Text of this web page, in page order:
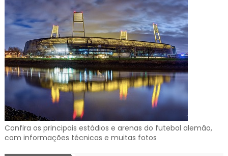
Confira os principais estádios e arenas do futebol alemão,
com informações técnicas e muitas fotos